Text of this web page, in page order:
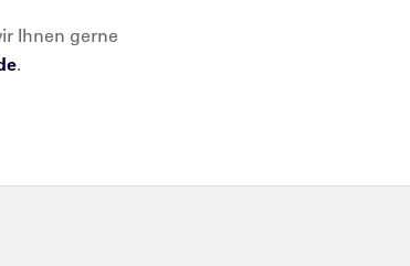
Ihnen gerne
.